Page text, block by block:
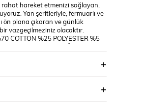
hareket etmenizi sağlayan,
Yan şeritleriyle, fermuarlı ve
ön plana çıkaran ve günlük
vazgeçilmeziniz olacaktır.
COTTON %25 POLYESTER %5
Bedendir Mankenin Ölçüleri: